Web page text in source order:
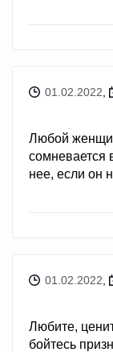
01.02.2022
Любой
сомневается
нее, если он
01.02.2022
Любите,
бойтесь